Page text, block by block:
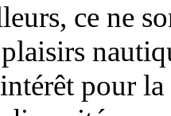
ce ne
pour